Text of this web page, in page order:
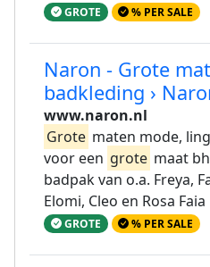
GROTE % PER SALE
Naron - Grote
badkleding ›
www.naron.nl
Grote maten mode,
voor een grote maat
badpak van o.a. Freya,
Elomi, Cleo en Rosa Faia
GROTE % PER SALE